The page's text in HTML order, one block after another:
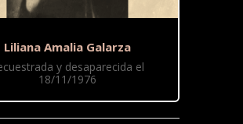
Liliana Amalia Galarza
y desaparecida el
18/11/1976